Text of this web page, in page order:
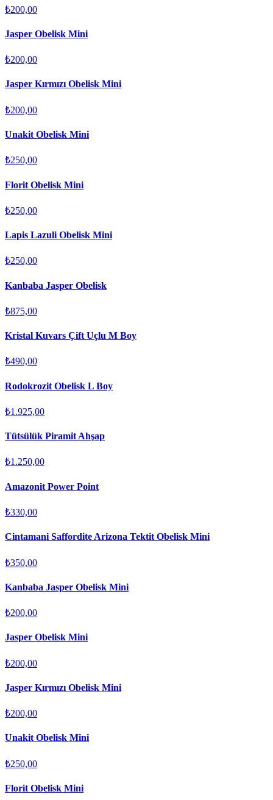
₺200,00
Jasper Obelisk Mini
₺200,00
Jasper Kırmızı Obelisk Mini
₺200,00
Unakit Obelisk Mini
₺250,00
Florit Obelisk Mini
₺250,00
Lapis Lazuli Obelisk Mini
₺250,00
Kanbaba Jasper Obelisk
₺875,00
Kristal Kuvars Çift Uçlu M Boy
₺490,00
Rodokrozit Obelisk L Boy
₺1.925,00
Tütsülük Piramit Ahşap
₺1.250,00
Amazonit Power Point
₺330,00
Cintamani Saffordite Arizona Tektit Obelisk Mini
₺350,00
Kanbaba Jasper Obelisk Mini
₺200,00
Jasper Obelisk Mini
₺200,00
Jasper Kırmızı Obelisk Mini
₺200,00
Unakit Obelisk Mini
₺250,00
Florit Obelisk Mini